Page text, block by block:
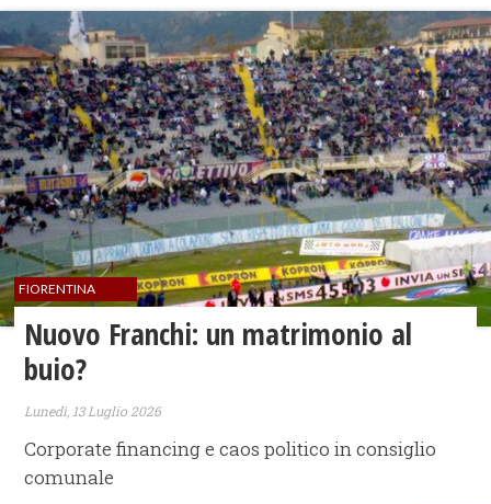
FIORENTINA
Nuovo Franchi: un matrimonio al
buio?
Lunedì, 13 Luglio 2026
Corporate financing e caos politico in consiglio
comunale